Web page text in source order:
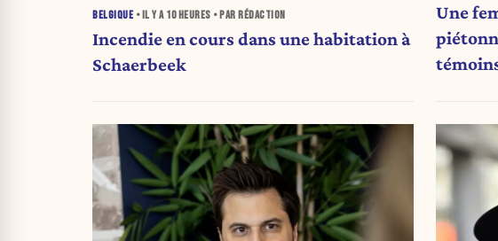
BELGIQUE • IL Y A 10 HEURES • PAR RÉDACTION
Incendie en cours dans une habitation à
Schaerbeek
Une